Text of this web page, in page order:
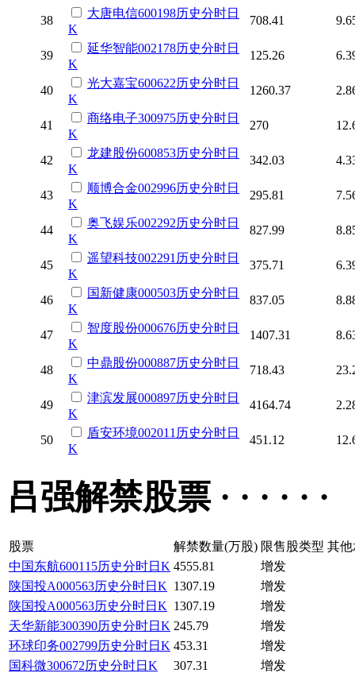
38
大唐电信600198历史分时日
K
708.41
39
延华智能002178历史分时日
K
125.26
40
光大嘉宝600622历史分时日
K
1260.37
41
商络电子300975历史分时日
K
270
42
龙建股份600853历史分时日
K
342.03
43
顺博合金002996历史分时日
K
295.81
44
奥飞娱乐002292历史分时日
K
827.99
45
遥望科技002291 历史分时日
K
375.71
46
国新健康000503历史分时日
K
837.05
47
智度股份000676历史分时日
K
1407.31
48
中鼎股份000887历史分时日
K
718.43
49
津滨发展000897历史分时日
K
4164.74
50
盾安环境002011 历史分时日
K
451.12
吕强解禁股票 · · · · · ·
股票 解禁数量(万股) 限售股类型 其
中国东航600115历史分时日K 4555.81
增发
陕国投A000563历史分时日K 1307.19
增发
陕国投A000563历史分时日K 1307.19
增发
天华新能300390历史分时日K 245.79
增发
环球印务002799历史分时日K 453.31
增发
国科微300672历史分时日K 307.31
增发